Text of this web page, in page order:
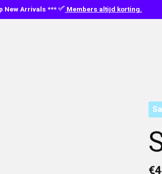
New Arrivals *** Members altijd korting.